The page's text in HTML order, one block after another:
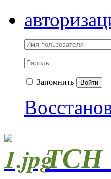
Запомнить Войти
ТСН